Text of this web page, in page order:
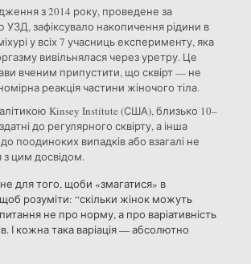
з 2014 року, проведене за
зафіксувало накопичення рідини в
у всіх 7 учасниць експерименту, яка
вивільнялася через уретру. Це
вченим припустити, що сквірт — не
реакція частини жіночого тіла.
Kinsey Institute (США), близько 10–
до регулярного сквірту, а інша
поодиноких випадків або взагалі не
з цим досвідом.
не для того, щоби «змагатися» в
розуміти: “скільки жінок можуть
не про норму, а про варіативність
І кожна така варіація — абсолютно